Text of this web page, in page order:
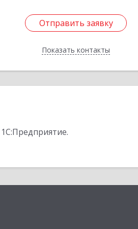
Отправить заявку
Показать контакты
Отправить заявку
Назад